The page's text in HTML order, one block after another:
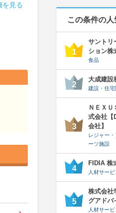
を見る
この条件の
1
サントリ
ション株
食品
2
大成建設
建設・住宅
3
ＮＥＸ
式会社【
会社】
レジャー
ーツ施設
4
FIDIA 株
人材サービ
5
株式会社
グアドバ
人材サービ